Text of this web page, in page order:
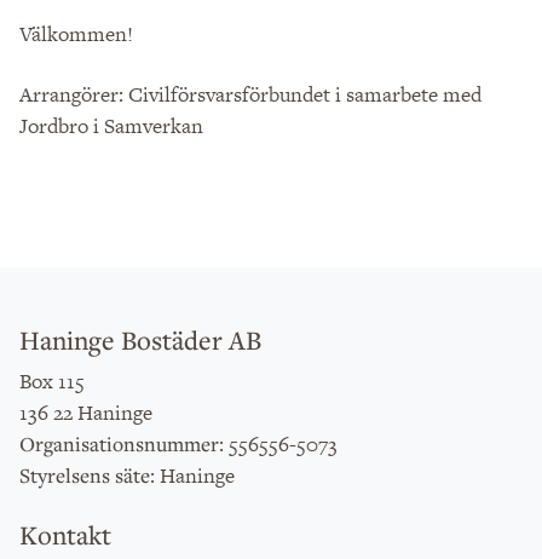
Välkommen!
Arrangörer: Civilförsvarsförbundet i samarbete med
Jordbro i Samverkan
Haninge Bostäder AB
Box 115
136 22 Haninge
Organisationsnummer: 556556-5073
Styrelsens säte: Haninge
Kontakt